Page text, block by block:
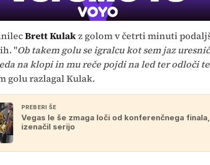
Brett Kulakz golom v četrti minuti
"Ob takem golu se igralcu kot sem jaz
na klopi in mu reče pojdi na led ter odloči
golu razlagal Kulak.
PREBERI ŠE
Vegas le še zmaga loči od konferenčnega
izenačil serijo